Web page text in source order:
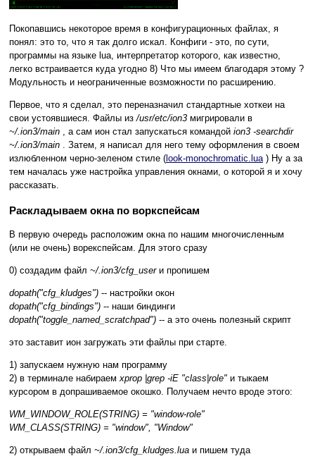
Покопавшись некоторое время в конфигурационных файлах, я
понял: это то, что я так долго искал. Конфиги - это, по сути,
программы на языке lua, интерпретатор которого, как известно,
легко встраивается куда угодно 8) Что мы имеем благодаря этому ?
Модульность и неограниченные возможности по расширению.
Первое, что я сделал, это переназначил стандартные хоткеи на
свои устоявшиеся. Файлы из/usr/etc/ion3 мигрировали в
~/.ion3/main , а сам ион стал запускаться командой ion3 -searchdir
~/.ion3/main . Затем, я написал для него тему оформления в своем
излюбленном черно-зеленом стиле ( look-monochromatic.lua) Ну а за
тем началась уже настройка управления окнами, о которой я и хочу
рассказать.
Раскладываем окна по воркспейсам
В первую очередь расположим окна по нашим многочисленным
(или не очень) ворекспейсам. Для этого сразу
0) создадим файл ~/.ion3/cfg_userи пропишем
dopath("cfg_kludges") -- настройки окон
dopath("cfg_bindings") -- наши биндинги
dopath("toggle_named_scratchpad") -- а это очень полезный скрипт
это заставит ион загружать эти файлы при старте.
1) запускаем нужную нам программу
2) в терминале набираемxprop |grep -iE "class|role" и тыкаем
курсором в допрашиваемое окошко. Получаем нечто вроде этого:
WM_WINDOW_ROLE(STRING) = "window-role"
WM_CLASS(STRING) = "window", "Window"
2) открываем файл ~/.ion3/cfg_kludges.lua и пишем туда